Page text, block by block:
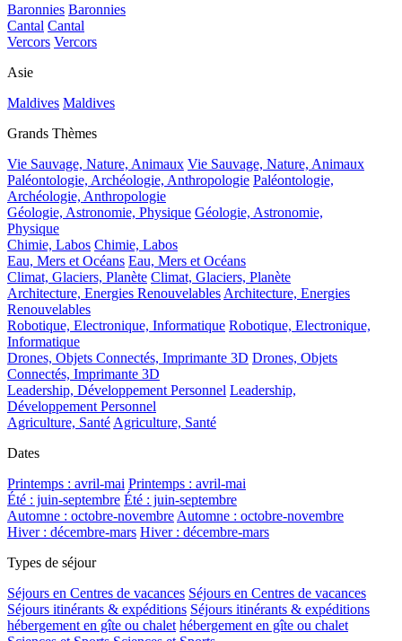
Baronnies Baronnies
Cantal Cantal
Vercors Vercors
Asie
Maldives Maldives
Grands Thèmes
Vie Sauvage, Nature, Animaux Vie Sauvage, Nature, Animaux
Paléontologie, Archéologie, Anthropologie Paléontologie,
Archéologie, Anthropologie
Géologie, Astronomie, Physique Géologie, Astronomie,
Physique
Chimie, Labos Chimie, Labos
Eau, Mers et Océans Eau, Mers et Océans
Climat, Glaciers, Planète Climat, Glaciers, Planète
Architecture, Energies Renouvelables Architecture, Energies
Renouvelables
Robotique, Electronique, Informatique Robotique, Electronique,
Informatique
Drones, Objets Connectés, Imprimante 3D Drones, Objets
Connectés, Imprimante 3D
Leadership, Développement Personnel Leadership,
Développement Personnel
Agriculture, Santé Agriculture, Santé
Dates
Printemps : avril-mai Printemps : avril-mai
Été : juin-septembre Été : juin-septembre
Automne : octobre-novembre Automne : octobre-novembre
Hiver : décembre-mars Hiver : décembre-mars
Types de séjour
Séjours en Centres de vacances Séjours en Centres de vacances
Séjours itinérants & expéditions Séjours itinérants & expéditions
hébergement en gîte ou chalet hébergement en gîte ou chalet